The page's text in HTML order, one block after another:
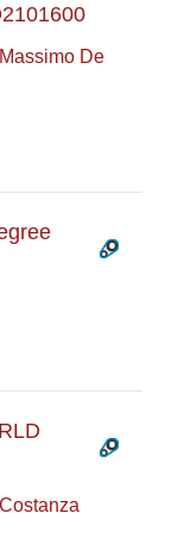
Massimo De
Costanza